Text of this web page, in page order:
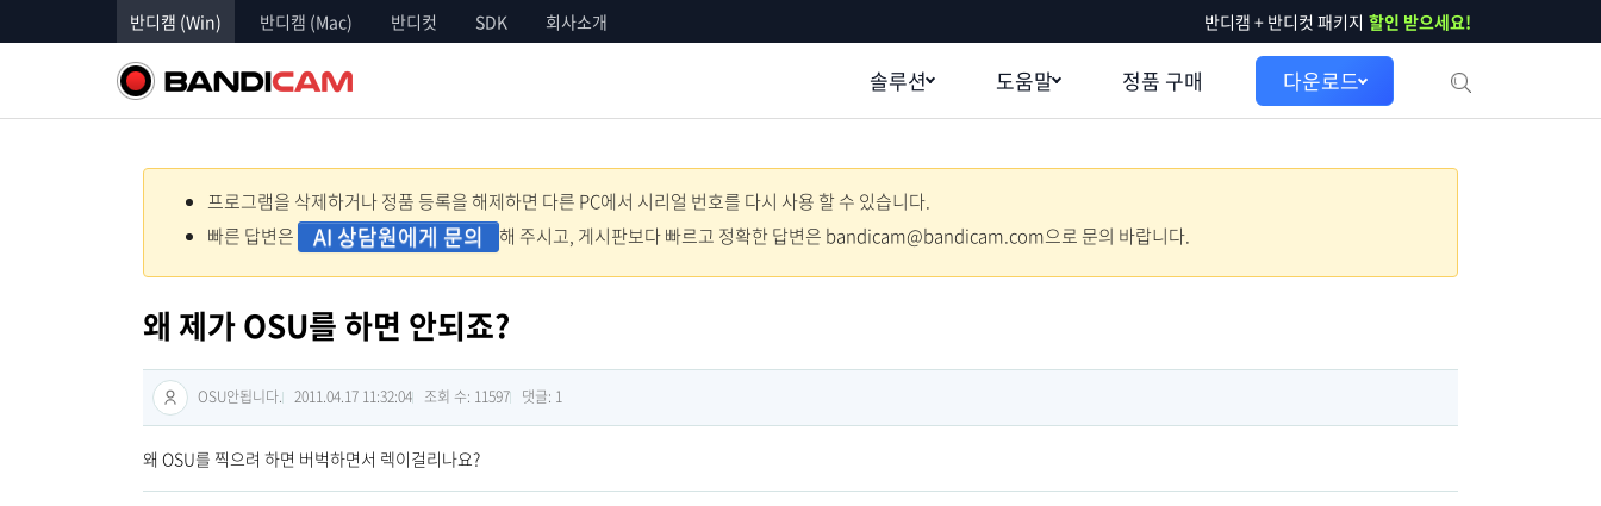
반디캠 (Win) 반디캠 (Mac) 반디컷 SDK 회사소개 반디캠 + 반디컷 패키지 할인 받으세요!
솔루션 도움말 정품 구매 다운로드
프로그램을 삭제하거나 정품 등록을 해제하면 다른 PC에서 시리얼 번호를 다시 사용 할 수 있습니다.
빠른 답변은
AI 상담원에게 문의 해 주시고, 게시판보다 빠르고 정확한 답변은 bandicam@bandicam.com으로 문의 바랍니다.
왜 제가 OSU를 하면 안되죠?
OSU안됩니다. 2011.04.17 11:32:04 조회 수: 11597 댓글: 1
왜 OSU를 찍으려 하면 버벅하면서 렉이걸리나요?